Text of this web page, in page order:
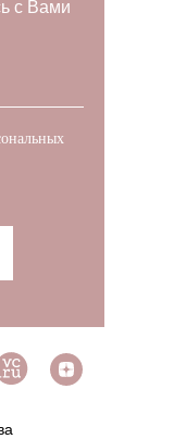
с Вами